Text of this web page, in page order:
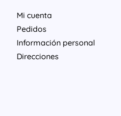
Mi cuenta
Pedidos
Información personal
Direcciones